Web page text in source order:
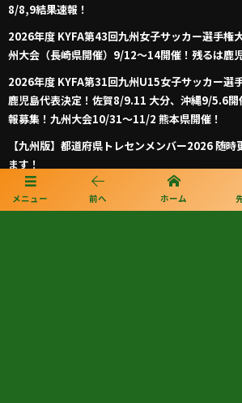
メニュー 前へ ホーム
8/8,9結果速報！
2026年度 KYFA第43回九州女子サッカー選手権
州大会（長崎県開催）9/12～14開催！残るは鹿
2026年度 KYFA第31回九州U15女子サッカー選
鹿児島代表決定！佐賀8/9.11 大分、沖縄9/5.6
報募集！九州大会10/31～11/2 熊本県開催！
【九州版】都道府県トレセンメンバー2026 随
ます！
【福岡県少年男子】参加選手掲載！2026年度国
州ブロック大会 （8/22,23）